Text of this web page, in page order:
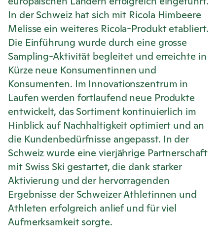
In der Schweiz hat sich mit Ricola Himbeere
Melisse ein weiteres Ricola-Produkt etabliert.
Die Einführung wurde durch eine grosse
Sampling-Aktivität begleitet und erreichte in
Kürze neue Konsumentinnen und
Konsumenten. Im Innovationszentrum in
Laufen werden fortlaufend neue Produkte
entwickelt, das Sortiment kontinuierlich im
Hinblick auf Nachhaltigkeit optimiert und an
die Kundenbedürfnisse angepasst. In der
Schweiz wurde eine vierjährige Partnerschaft
mit Swiss Ski gestartet, die dank starker
Aktivierung und der hervorragenden
Ergebnisse der Schweizer Athletinnen und
Athleten erfolgreich anlief und für viel
Aufmerksamkeit sorgte.